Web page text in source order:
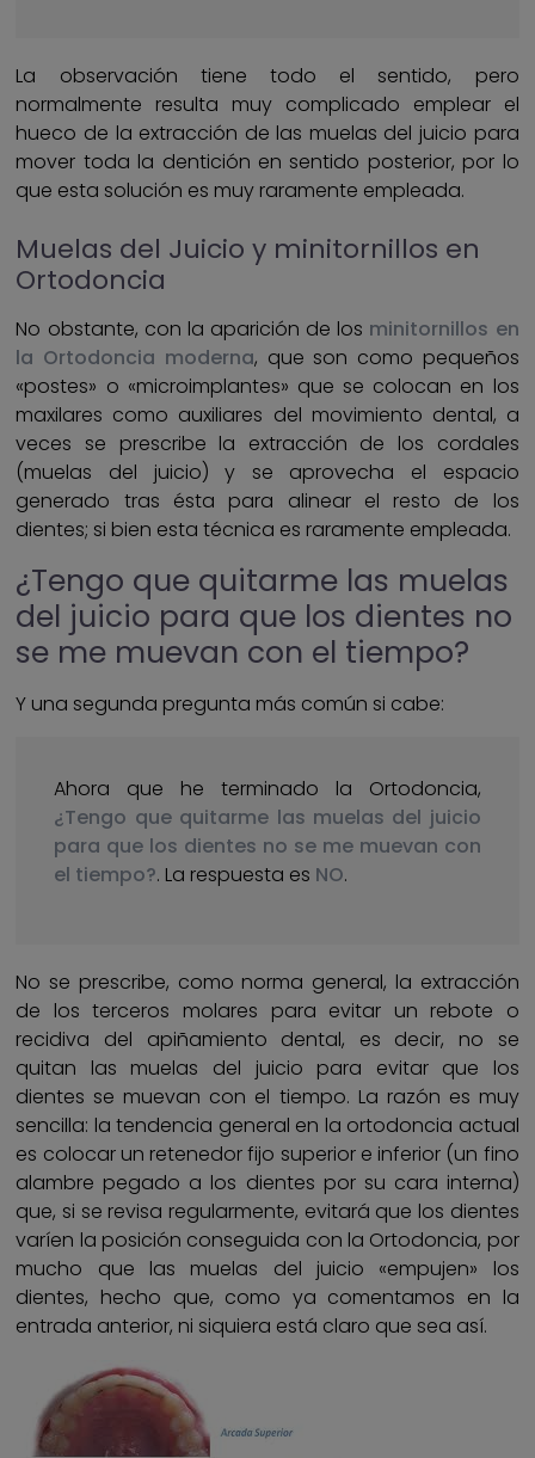
La observación tiene todo el sentido, pero
normalmente resulta muy complicado emplear el
hueco de la extracción de las muelas del juicio para
mover toda la dentición en sentido posterior, por lo
que esta solución es muy raramente empleada.
Muelas del Juicio y minitornillos en
Ortodoncia
No obstante, con la aparición de los minitornillos en
la Ortodoncia moderna, que son como pequeños
«postes» o «microimplantes» que se colocan en los
maxilares como auxiliares del movimiento dental, a
veces se prescribe la extracción de los cordales
(muelas del juicio) y se aprovecha el espacio
generado tras ésta para alinear el resto de los
dientes; si bien esta técnica es raramente empleada.
¿Tengo que quitarme las muelas
del juicio para que los dientes no
se me muevan con el tiempo?
Y una segunda pregunta más común si cabe:
Ahora que he terminado la Ortodoncia,
¿Tengo que quitarme las muelas del juicio
para que los dientes no se me muevan con
el tiempo?. La respuesta es NO.
No se prescribe, como norma general, la extracción
de los terceros molares para evitar un rebote o
recidiva del apiñamiento dental, es decir, no se
quitan las muelas del juicio para evitar que los
dientes se muevan con el tiempo. La razón es muy
sencilla: la tendencia general en la ortodoncia actual
es colocar un retenedor fijo superior e inferior (un fino
alambre pegado a los dientes por su cara interna)
que, si se revisa regularmente, evitará que los dientes
varíen la posición conseguida con la Ortodoncia, por
mucho que las muelas del juicio «empujen» los
dientes, hecho que, como ya comentamos en la
entrada anterior, ni siquiera está claro que sea así.